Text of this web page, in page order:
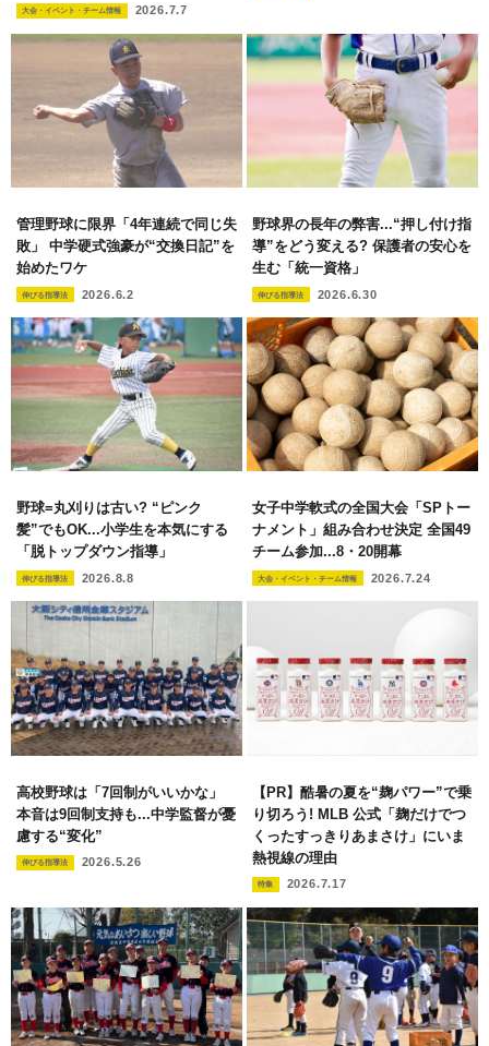
大会・イベント・チーム情報 2026.7.7
管理野球に限界「4年連続で同じ失
敗」 中学硬式強豪が“交換日記”を
始めたワケ
伸びる指導法 2026.6.2
野球界の長年の弊害...“押し付け指
導”をどう変える? 保護者の安心を
生む「統一資格」
伸びる指導法 2026.6.30
野球=丸刈りは古い? “ピンク
髪”でもOK...小学生を本気にする
「脱トップダウン指導」
伸びる指導法 2026.8.8
女子中学軟式の全国大会「SPトー
ナメント」組み合わせ決定 全国49
チーム参加...8・20開幕
大会・イベント・チーム情報 2026.7.24
高校野球は「7回制がいいかな」
本音は9回制支持も...中学監督が憂
慮する“変化”
伸びる指導法 2026.5.26
【PR】酷暑の夏を“麹パワー”で乗
り切ろう! MLB 公式「麹だけでつ
くったすっきりあまさけ」にいま
熱視線の理由
特集 2026.7.17